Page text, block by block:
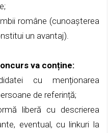
române (cunoașterea
un avantaj).
va conține:
cu menționarea
de referință;
liberă cu descrierea
eventual, cu linkuri la